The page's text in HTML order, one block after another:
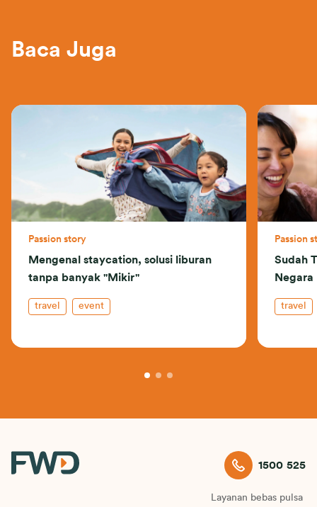
Baca Juga
Passion story
Mengenal staycation, solusi liburan
tanpa banyak "Mikir"
travel event
Passion
Sudah
Negara
travel
1500 525
Layanan bebas pulsa